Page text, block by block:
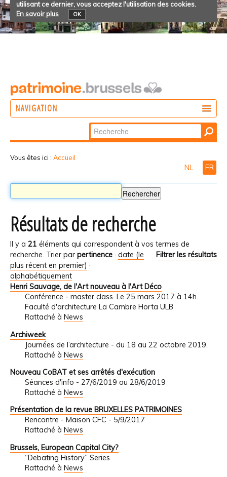
utilisant ce dernier, vous acceptez l'utilisation des cookies.
En savoir plus
OK
NAVIGATION
Chercher par
Recherche
Vous êtes ici : Accueil
NL FR
Résultats de recherche
Il y a 21 éléments qui correspondent à vos termes de
recherche.
Filtrer les résultats
Trier par pertinence · date (le
plus récent en premier) ·
alphabétiquement
Henri Sauvage, de l'Art nouveau à l'Art Déco
Conférence - master class. Le 25 mars 2017 à 14h.
Faculté d'architecture La Cambre Horta ULB
Rattaché à News
Archiweek
Journées de l’architecture - du 18 au 22 octobre 2019.
Rattaché à News
Nouveau CoBAT et ses arrêtés d'exécution
Séances d'info - 27/6/2019 ou 28/6/2019
Rattaché à News
Présentation de la revue BRUXELLES PATRIMOINES
Rencontre - Maison CFC - 5/9/2017
Rattaché à News
Brussels, European Capital City?
“Debating History” Series
Rattaché à News